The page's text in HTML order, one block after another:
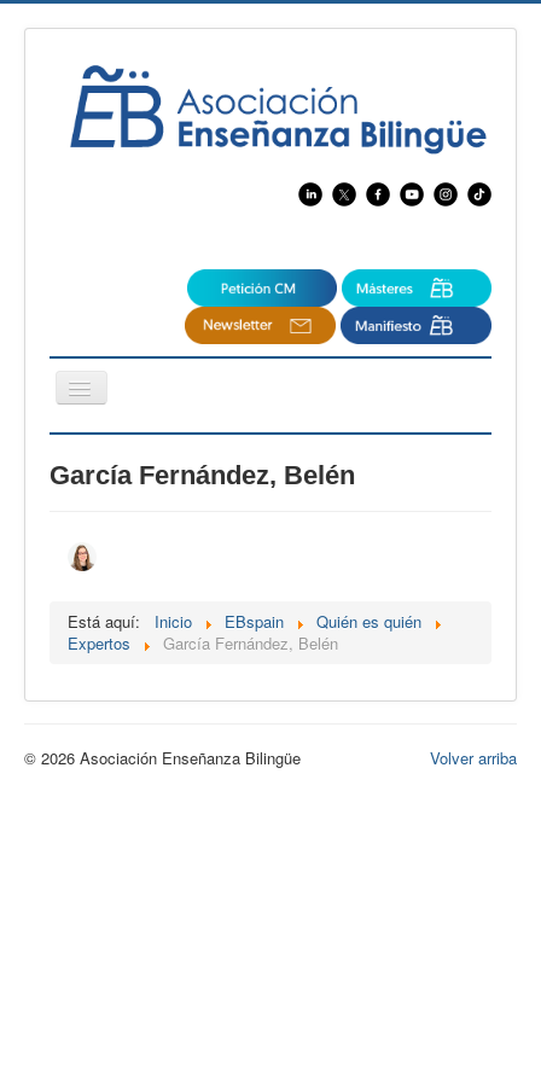
Cambiar
navegación
CertAcleB
Calidad
Artículos
Recursos
García Fernández, Belén
Está aquí: Inicio EBspain
Quién es quién
Expertos
García Fernández, Belén
Volver arriba
© 2026 Asociación Enseñanza Bilingüe